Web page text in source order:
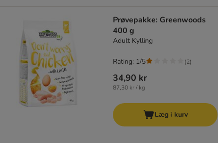
Prøvepakke: Greenwoods
400 g
Adult Kylling
34,90 kr
87,30 kr / kg
Rating: 1/5 (2)
Læg i kurv